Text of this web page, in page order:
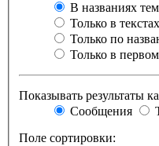
В названиях
Только в
Только по
Только в
Показывать результаты
Сообщения
Поле сортировки: